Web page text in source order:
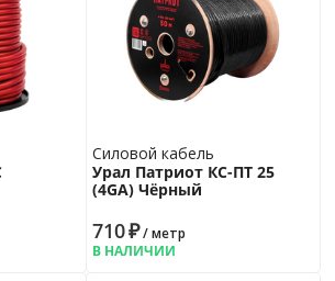
Силовой кабель
Урал Патриот КС-ПТ 25
(4GA) Чёрный
710₽/ метр
В НАЛИЧИИ